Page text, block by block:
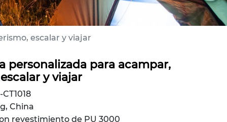
escalar y viajar
personalizada para acampar,
y viajar
CT1018
China
revestimiento de PU 3000